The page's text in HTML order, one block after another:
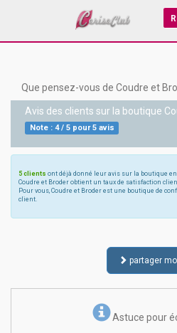
Que pensez-vous de Coudre et
Avis des clients sur la boutique
Note : 4/ 5pour5avis
5 clients ont déjà donné leur avis sur la boutique
Coudre et Broder obtient un taux de satisfaction
Pour vous, Coudre et Broder est une boutique de
client.
partager
Astuce pour